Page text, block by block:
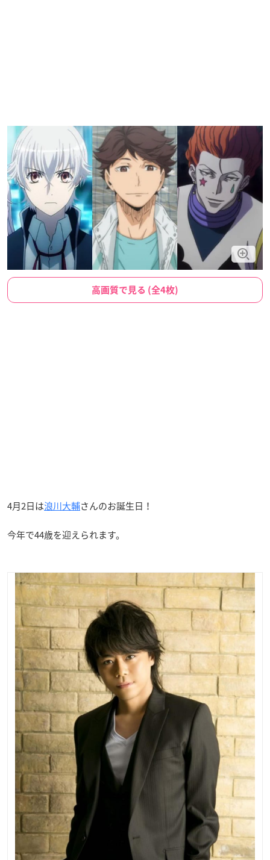
高画質で見る (全4枚)
4月2日は浪川大輔さんのお誕生日！
今年で44歳を迎えられます。